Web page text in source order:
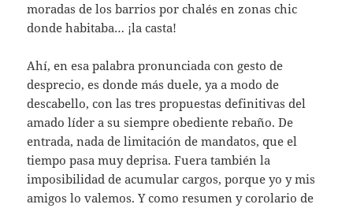
moradas de los barrios por chalés en zonas chic
donde habitaba… ¡la casta!
Ahí, en esa palabra pronunciada con gesto de
desprecio, es donde más duele, ya a modo de
descabello, con las tres propuestas definitivas del
amado líder a su siempre obediente rebaño. De
entrada, nada de limitación de mandatos, que el
tiempo pasa muy deprisa. Fuera también la
imposibilidad de acumular cargos, porque yo y mis
amigos lo valemos. Y como resumen y corolario de